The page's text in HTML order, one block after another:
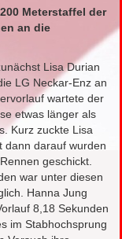
Meterstaffel der
an die
Lisa Durian
LG Neckar-Enz an
wartete der
etwas länger als
Kurz zuckte Lisa
dann darauf wurden
geschickt.
war unter diesen
Hanna Jung
8,18 Sekunden
im Stabhochsprung